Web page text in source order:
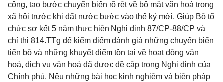
cộng, tạo bước chuyển biến rõ rệt về bộ mặt văn hoá trong
xã hội trước khi đất nước bước vào thế kỷ mới. Giúp Bộ tổ
chức sơ kết 5 năm thực hiện Nghị định 87/CP-88/CP và
chỉ thị 814.TTg để kiểm điểm đánh giá những chuyển biến
tiến bộ và những khuyết điểm tồn tại về hoạt động văn
hoá, dịch vụ văn hoá đã được đề cập trong Nghị định của
Chính phủ. Nêu những bài học kinh nghiệm và biện pháp